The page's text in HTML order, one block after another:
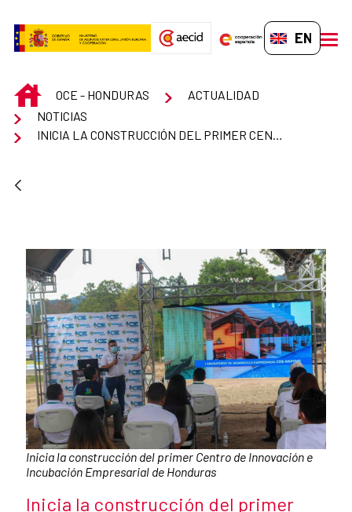
EN-GB
INICIOOCE - HONDURAS
ACTUALIDAD
NOTICIAS
Caption:
Inicia la construcción del primer Centro de Innovación e
Incubación Empresarial de Honduras
News title
Inicia la construcción del primer